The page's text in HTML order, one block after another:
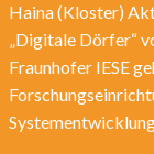
Haina (Kloster)
„Digitale Dörfer“
Fraunhofer IESE